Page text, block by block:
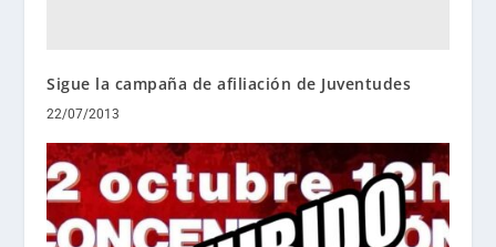
Sigue la campaña de afiliación de Juventudes
22/07/2013